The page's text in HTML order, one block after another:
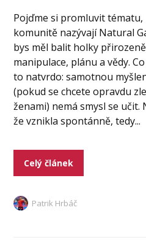
Pojďme si promluvit
komunitě nazývají Natural
bys měl balit holky
manipulace, plánu a vědy.
to natvrdo: samotnou
(pokud se chcete opravdu
ženami) nemá smysl se
že vznikla spontánně, tedy...
Celý článek
Patrik Hrbáč